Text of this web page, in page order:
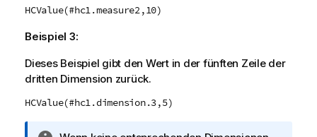
HCValue(#hc1.measure2,10)
Beispiel 3:
Dieses Beispiel gibt den Wert in der fünften Zeile der
dritten Dimension zurück.
HCValue(#hc1.dimension.3,5)